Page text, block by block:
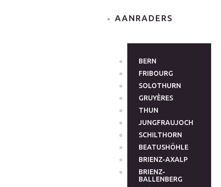
AANRADERS
BERN
FRIBOURG
SOLOTHURN
GRUYÈRES
THUN
JUNGFRAUJOCH
SCHILTHORN
BEATUSHÖHLE
BRIENZ-AXALP
BRIENZ-
BALLENBERG